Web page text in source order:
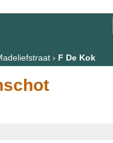
› F De Kok